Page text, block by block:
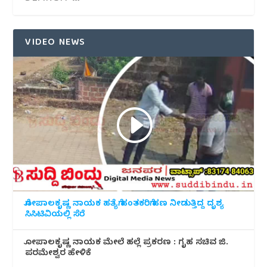
VIDEO NEWS
ಗೋಪಾಲಕೃಷ್ಣ ನಾಯಕ ಹತ್ಯೆಗೆ ಹಂತಕರಿಗೆ ಹಣ ನೀಡುತ್ತಿದ್ದ ದೃಶ್ಯ
ಸಿಸಿಟಿವಿಯಲ್ಲಿ ಸೆರೆ
ಗೋಪಾಲಕೃಷ್ಣ ನಾಯಕ ಮೇಲೆ ಹಲ್ಲೆ ಪ್ರಕರಣ : ಗೃಹ ಸಚಿವ ಜಿ.
ಪರಮೇಶ್ವರ ಹೇಳಿಕೆ